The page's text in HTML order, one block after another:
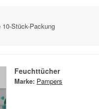
Stück-Packung
Feuchttücher
Marke: Pampers